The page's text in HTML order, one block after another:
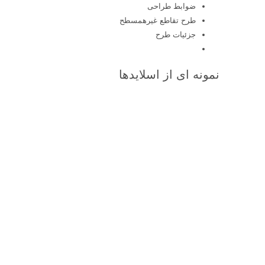
ضوابط طراحی
طرح تقاطع غیرهمسطح
جزئیات طرح
نمونه ای از اسلایدها